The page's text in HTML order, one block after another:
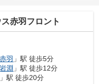
赤羽フロント
赤羽 」駅 徒歩5分
淵 」駅 徒歩12分
」駅 徒歩20分